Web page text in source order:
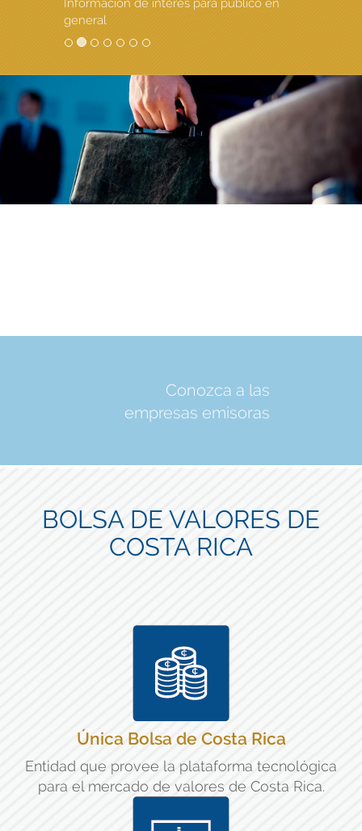
Información de interés para público en
general
Conozca a las
empresas emisoras
BOLSA DE VALORES DE
COSTA RICA
Única Bolsa de Costa Rica
Entidad que provee la plataforma tecnológica
para el mercado de valores de Costa Rica.